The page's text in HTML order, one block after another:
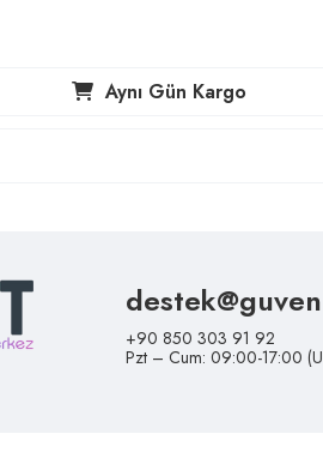
Aynı Gün Kargo
+90 850 303 91 92
Pzt – Cum: 09:00-17:00